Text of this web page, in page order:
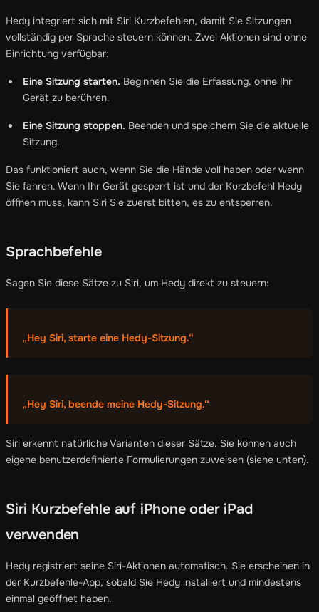
Hedy integriert sich mit Siri Kurzbefehlen, damit Sie Sitzungen
vollständig per Sprache steuern können. Zwei Aktionen sind ohne
Einrichtung verfügbar:
Eine Sitzung starten. Beginnen Sie die Erfassung, ohne Ihr
Gerät zu berühren.
Eine Sitzung stoppen. Beenden und speichern Sie die aktuelle
Sitzung.
Das funktioniert auch, wenn Sie die Hände voll haben oder wenn
Sie fahren. Wenn Ihr Gerät gesperrt ist und der Kurzbefehl Hedy
öffnen muss, kann Siri Sie zuerst bitten, es zu entsperren.
Sprachbefehle
Sagen Sie diese Sätze zu Siri, um Hedy direkt zu steuern:
„Hey Siri, starte eine Hedy-Sitzung.“
„Hey Siri, beende meine Hedy-Sitzung.“
Siri erkennt natürliche Varianten dieser Sätze. Sie können auch
eigene benutzerdefinierte Formulierungen zuweisen (siehe unten).
Siri Kurzbefehle auf iPhone oder iPad
verwenden
Hedy registriert seine Siri-Aktionen automatisch. Sie erscheinen in
der Kurzbefehle-App, sobald Sie Hedy installiert und mindestens
einmal geöffnet haben.